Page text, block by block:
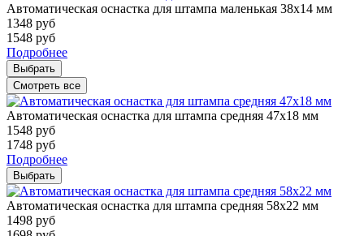
Автоматическая оснастка для штампа маленькая 38х14 мм
1348 руб
1548 руб
Подробнее
Выбрать
Смотреть все
Автоматическая оснастка для штампа средняя 47х18 мм
1548 руб
1748 руб
Подробнее
Выбрать
Автоматическая оснастка для штампа средняя 58х22 мм
1498 руб